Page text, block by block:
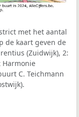
met het aantal
de kaart geven de
(Zuidwijk), 2:
Harmonie
C. Teichmann